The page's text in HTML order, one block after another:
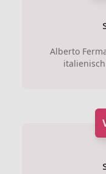
Alberto